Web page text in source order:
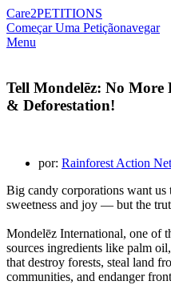
Care2PETITIONS
Começar Uma Petiçãonavegar
Menu
Tell Mondelēz: No
& Deforestation!
por: Rainforest Action
Big candy corporations want
sweetness and joy — but the
Mondelēz International, one of
sources ingredients like palm
that destroy forests, steal land
communities, and endanger